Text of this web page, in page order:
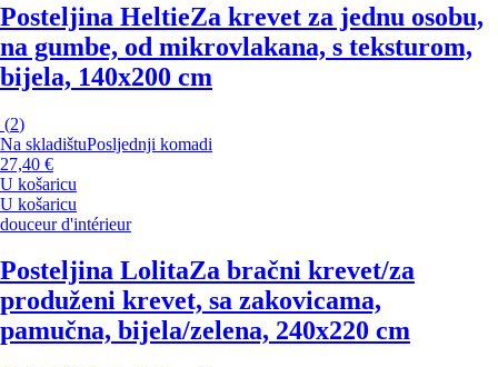
Posteljina HeltieZa krevet za jednu osobu,
na gumbe, od mikrovlakana, s teksturom,
bijela, 140x200 cm
(2)
Na skladištuPosljednji komadi
27,40 €
U košaricu
U košaricu
douceur d'intérieur
Posteljina LolitaZa bračni krevet/za
produženi krevet, sa zakovicama,
pamučna, bijela/zelena, 240x220 cm